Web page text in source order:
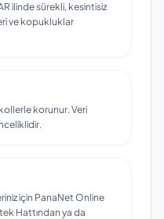
ilinde sürekli, kesintisiz
ve kopukluklar
korunur. Veri
için PanaNet Online
Hattından ya da